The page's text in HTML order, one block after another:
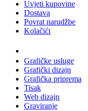
Uvjeti kupovine
Dostava
Povrat narudžbe
Kolačići
Grafičke usluge
Grafički dizajn
Grafička priprema
Tisak
Web dizajn
Graviranje